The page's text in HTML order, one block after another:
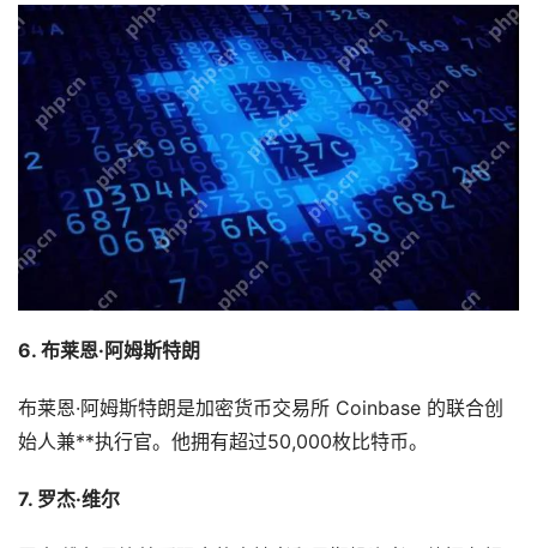
6. 布莱恩·阿姆斯特朗
布莱恩·阿姆斯特朗是加密货币交易所 Coinbase 的联合创
始人兼**执行官。他拥有超过50,000枚比特币。
7. 罗杰·维尔